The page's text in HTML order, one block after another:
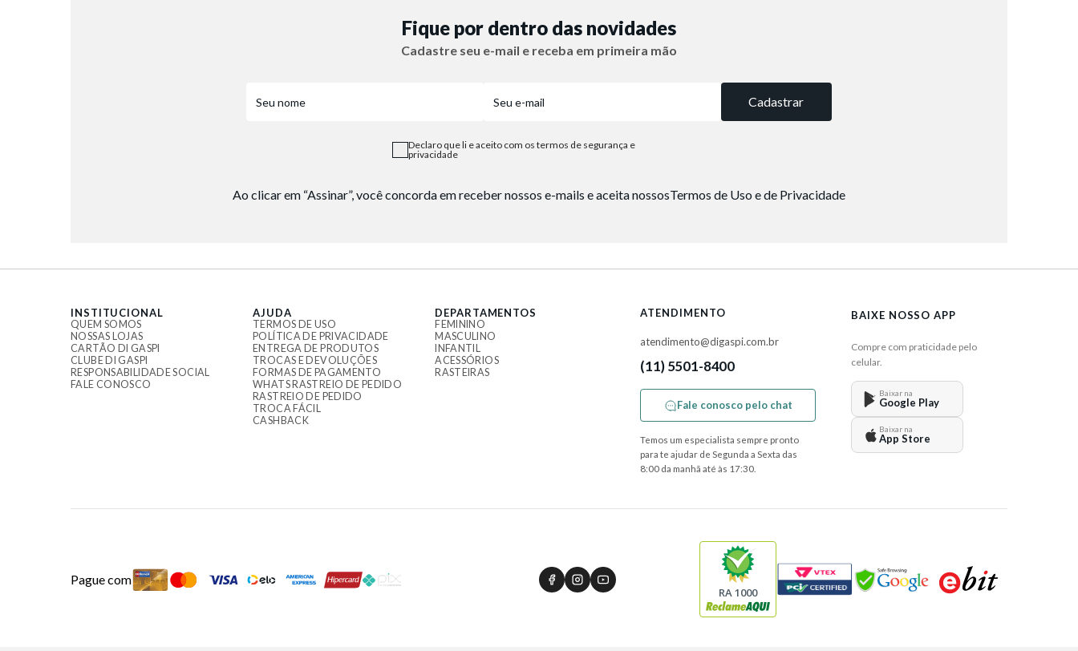
Fique por dentro das novidades
Cadastre seu e-mail e receba em primeira mão
Cadastrar
Declaro que li e aceito com os termos de segurança e
privacidade
Ao clicar em “Assinar”, você concorda em receber nossos e-mails e aceita nossosTermos de Uso e de Privacidade
INSTITUCIONAL
QUEM SOMOS
NOSSAS LOJAS
CARTÃO DI GASPI
CLUBE DI GASPI
RESPONSABILIDADE SOCIAL
FALE CONOSCO
AJUDA
TERMOS DE USO
POLÍTICA DE PRIVACIDADE
ENTREGA DE PRODUTOS
TROCAS E DEVOLUÇÕES
FORMAS DE PAGAMENTO
WHATS RASTREIO DE PEDIDO
RASTREIO DE PEDIDO
TROCA FÁCIL
CASHBACK
DEPARTAMENTOS
FEMININO
MASCULINO
INFANTIL
ACESSÓRIOS
RASTEIRAS
ATENDIMENTO
atendimento@digaspi.com.br
(11) 5501-8400
Fale conosco pelo chat
Temos um especialista sempre pronto
para te ajudar de Segunda a Sexta das
8:00 da manhã até às 17:30.
BAIXE NOSSO APP
Compre com praticidade pelo
celular.
Baixar na
Google Play
Baixar na
App Store
Pague com
RA 1000